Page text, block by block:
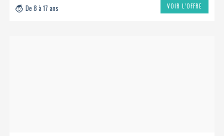
De 8 à 17 ans
VOIR L’OFFRE